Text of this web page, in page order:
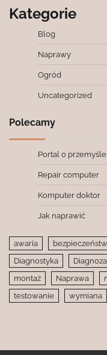
Kategorie
Blog
Naprawy
Ogród
Uncategorized
Polecamy
Portal o przemyśle
Repair computer
Komputer doktor
Jak naprawić
awaria
Diagnostyka
Diagnoza
montaż
Naprawa
testowanie
wymiana